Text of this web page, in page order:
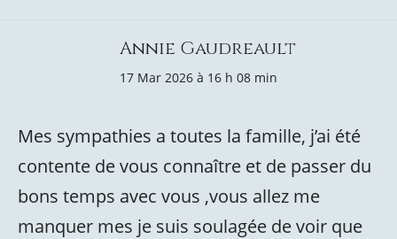
Annie Gaudreault
17 Mar 2026 à 16 h 08 min
Mes sympathies a toutes la famille, j’ai été
contente de vous connaître et de passer du
bons temps avec vous ,vous allez me
manquer mes je suis soulagée de voir que